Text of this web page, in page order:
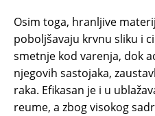
Osim toga, hranljive
poboljšavaju krvnu sliku i
smetnje kod varenja, dok
njegovih sastojaka,
raka. Efikasan je i u
reume, a zbog visokog